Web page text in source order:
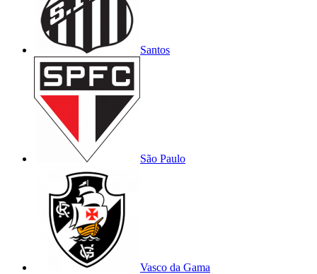
Santos
São Paulo
Vasco da Gama